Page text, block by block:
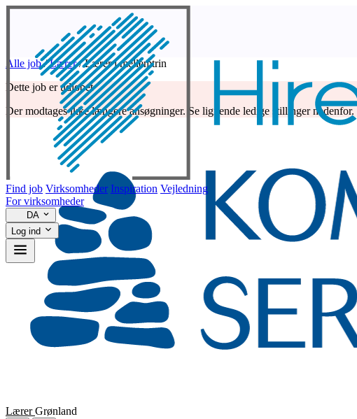
Find job Virksomheder Inspiration Vejledning
For virksomheder
DA
Log ind
Alle job / Lærer / Lærer i mellemtrin
Dette job er udløbet
Der modtages ikke længere ansøgninger. Se lignende ledige stillinger nedenfor.
LærerGrønland